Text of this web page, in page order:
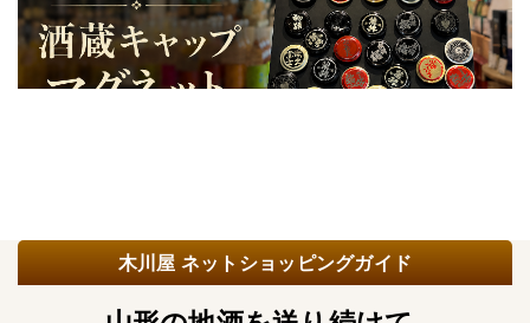
木川屋 ネットショッピングガイド